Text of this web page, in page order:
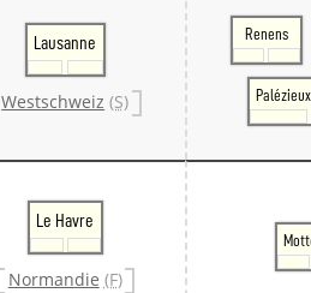
Lausanne
Westschweiz (S)
Renens
Le Havre
Normandie (F)